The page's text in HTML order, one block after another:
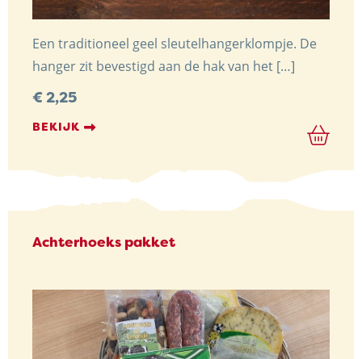
Een traditioneel geel sleutelhangerklompje. De
hanger zit bevestigd aan de hak van het […]
€2,25
BEKIJK
Achterhoeks pakket